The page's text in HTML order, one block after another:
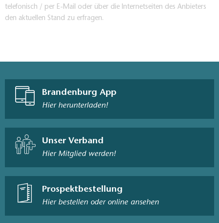
telefonisch / per E-Mail oder über die Internetseiten des Anbieters
den aktuellen Stand zu erfragen.
Brandenburg App
Hier herunterladen!
Unser Verband
Hier Mitglied werden!
Prospektbestellung
Hier bestellen oder online ansehen